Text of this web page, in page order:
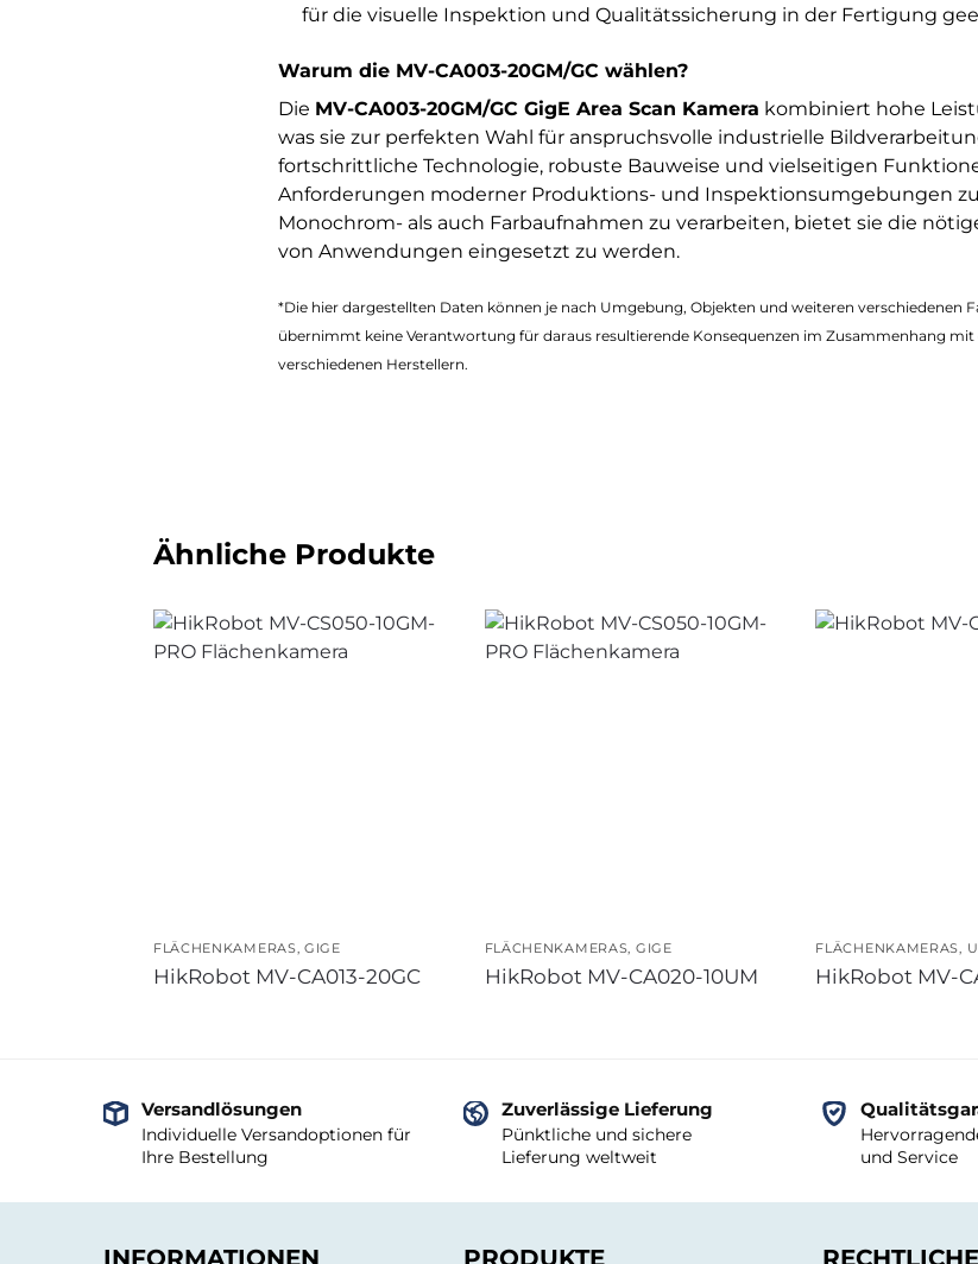
für die visuelle Inspektion und Qualitätssicherung in der Fertigung
Warum die MV-CA003-20GM/GC wählen?
Die MV-CA003-20GM/GC GigE Area Scan Kamera kombiniert hohe
was sie zur perfekten Wahl für anspruchsvolle industrielle
fortschrittliche Technologie, robuste Bauweise und vielseitigen
Anforderungen moderner Produktions- und Inspektionsumgebungen
Monochrom- als auch Farbaufnahmen zu verarbeiten, bietet sie die
von Anwendungen eingesetzt zu werden.
*Die hier dargestellten Daten können je nach Umgebung, Objekten und weiteren verschiedenen
übernimmt keine Verantwortung für daraus resultierende Konsequenzen im Zusammenhang
verschiedenen Herstellern.
Ähnliche Produkte
FLÄCHENKAMERAS,GIGE
HikRobot MV-CA013-20GC
FLÄCHENKAMERAS, GIGE
HikRobot MV-CA020-10UM
FLÄCHENKAMERAS,
HikRobot MV-
Versandlösungen
Individuelle Versandoptionen für
Ihre Bestellung
Zuverlässige Lieferung
Pünktliche und sichere
Lieferung weltweit
und Service
INFORMATIONEN PRODUKTE